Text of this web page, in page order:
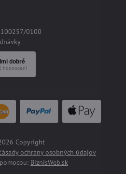
0100
Copyright
ochrany osobných údajov
BiznisWeb.sk